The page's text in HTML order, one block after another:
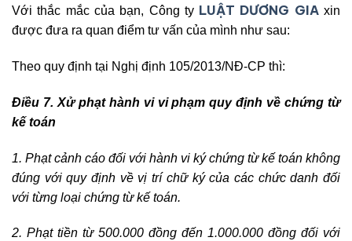
Với thắc mắc của bạn, Công ty LUẬT DƯƠNG GIAxin
được đưa ra quan điểm tư vấn của mình như sau:
Theo quy định tại Nghị định 105/2013/NĐ-CP thì:
Điều 7. Xử phạt hành vi vi phạm quy định về chứng từ
kế toán
1. Phạt cảnh cáo đối với hành vi ký chứng từ kế toán không
đúng với quy định về vị trí chữ ký của các chức danh đối
với từng loại chứng từ kế toán.
2. Phạt tiền từ 500.000 đồng đến 1.000.000 đồng đối với